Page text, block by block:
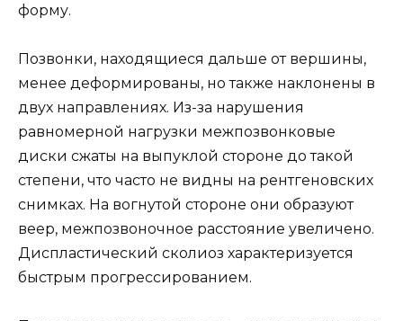
форму.
Позвонки, находящиеся дальше от вершины,
менее деформированы, но также наклонены в
двух направлениях. Из-за нарушения
равномерной нагрузки межпозвонковые
диски сжаты на выпуклой стороне до такой
степени, что часто не видны на рентгеновских
снимках. На вогнутой стороне они образуют
веер, межпозвоночное расстояние увеличено.
Диспластический сколиоз характеризуется
быстрым прогрессированием.